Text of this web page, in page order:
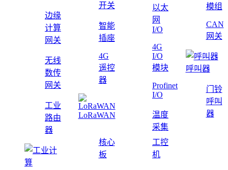
边缘
计算
网关
无线
数传
网关
工业
路由
器
开关
智能
插座
4G
遥控
器
LoRaWAN
以太
网
I/O
4G
I/O
模块
Profinet
I/O
温度
采集
模组
CAN
网关
呼叫器
门铃
呼叫
器
核心
板
工控
机